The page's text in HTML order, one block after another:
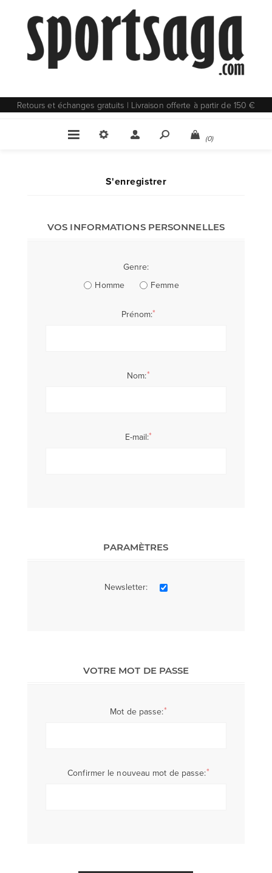
Retours et échanges gratuits | Livraison offerte à partir de 150 €
(0)
S'enregistrer
VOS INFORMATIONS PERSONNELLES
Genre:
Homme
Femme
Prénom:*
Nom:*
E-mail:*
PARAMÈTRES
Newsletter:
VOTRE MOT DE PASSE
Mot de passe:*
Confirmer le nouveau mot de passe:*